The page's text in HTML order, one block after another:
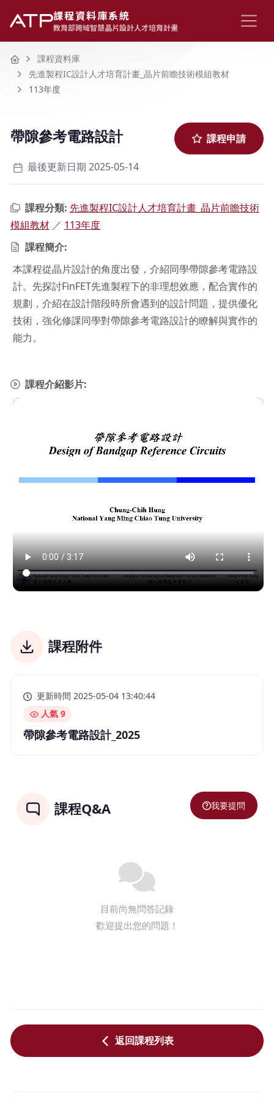
課程資料庫系統
教育部跨域智慧晶片設計人才培育計畫
Home課程資料庫
先進製程IC設計人才培育計畫_晶片前瞻技術模組教材
113年度
帶隙參考電路設計 課程申請
最後更新日期 2025-05-14
課程分類: 先進製程IC設計人才培育計畫_晶片前瞻技術
模組教材 ／ 113年度
課程簡介:
本課程從晶片設計的角度出發，介紹同學帶隙參考電路設
計。先探討FinFET先進製程下的非理想效應，配合實作的
規劃，介紹在設計階段時所會遇到的設計問題，提供優化
技術，強化修課同學對帶隙參考電路設計的瞭解與實作的
能力。
課程介紹影片:
課程附件
更新時間 2025-05-04 13:40:44
人氣 9
帶隙參考電路設計_2025
課程Q&A 我要提問
目前尚無問答記錄
歡迎提出您的問題！
返回課程列表